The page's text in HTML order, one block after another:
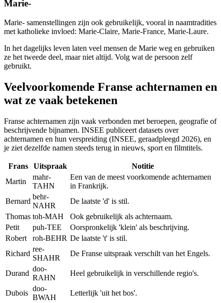
Marie-
Marie- samenstellingen zijn ook gebruikelijk, vooral in naamtradities
met katholieke invloed: Marie-Claire, Marie-France, Marie-Laure.
In het dagelijks leven laten veel mensen de Marie weg en gebruiken
ze het tweede deel, maar niet altijd. Volg wat de persoon zelf
gebruikt.
Veelvoorkomende Franse achternamen en
wat ze vaak betekenen
Franse achternamen zijn vaak verbonden met beroepen, geografie of
beschrijvende bijnamen. INSEE publiceert datasets over
achternamen en hun verspreiding (INSEE, geraadpleegd 2026), en
je ziet dezelfde namen steeds terug in nieuws, sport en filmtitels.
Frans Uitspraak
Notitie
Martin
mahr-
TAHN
Een van de meest voorkomende achternamen
in Frankrijk.
Bernard
behr-
NAHR
De laatste 'd' is stil.
Thomas toh-MAH
Ook gebruikelijk als achternaam.
Petit
puh-TEE
Oorspronkelijk 'klein' als beschrijving.
Robert
roh-BEHR De laatste 't' is stil.
Richard
ree-
SHAHR
De Franse uitspraak verschilt van het Engels.
Durand
doo-
RAHN
Heel gebruikelijk in verschillende regio's.
Dubois
doo-
BWAH
Letterlijk 'uit het bos'.